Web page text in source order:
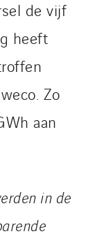
de vijf
heeft
Zo
aan
in de